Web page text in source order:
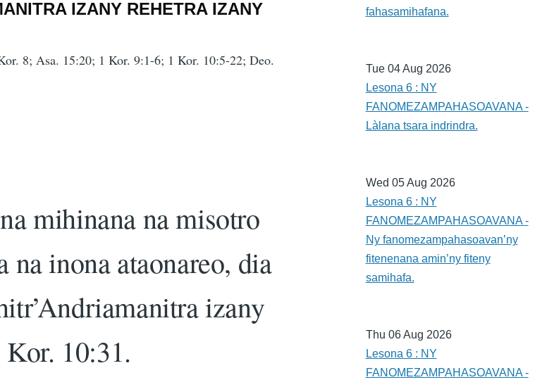
IZANY REHETRA IZANY
8; Asa. 15:20; 1 Kor. 9:1-6; 1 Kor. 10:5-22; Deo.
mihinana na misotro
na inona ataonareo, dia
izany
10:31.
fahasamihafana.
Tue 04 Aug 2026
Lesona 6 : NY
FANOMEZAMPAHASOAVANA -
Làlana tsara indrindra.
Wed 05 Aug 2026
Lesona 6 : NY
FANOMEZAMPAHASOAVANA -
Ny fanomezampahasoavan’ny
fitenenana amin’ny fiteny
samihafa.
Thu 06 Aug 2026
Lesona 6 : NY
FANOMEZAMPAHASOAVANA -